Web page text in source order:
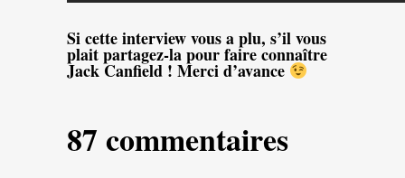
Si cette interview vous a plu, s’il vous
plait partagez-la pour faire connaître
Jack Canfield ! Merci d’avance
87 commentaires